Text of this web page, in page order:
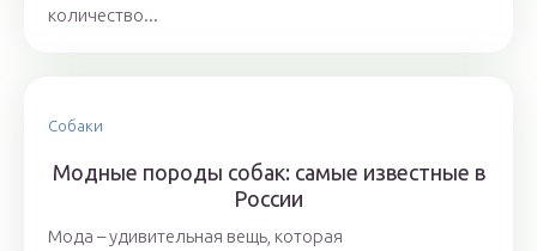
количество...
Собаки
Модные породы собак: самые известные в
России
Мода – удивительная вещь, которая